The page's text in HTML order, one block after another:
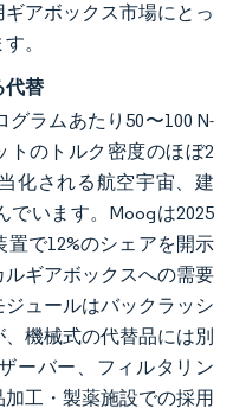
アボックス市場にとっ
。
代替
ラムあたり50〜100 N-
トのトルク密度のほぼ2
化される航空宇宙、建
でいます。Moogは2025
で12%のシェアを開示
ギアボックスへの需要
ュールはバックラッシ
機械式の代替品には別
ーバー、フィルタリン
工・製薬施設での採用